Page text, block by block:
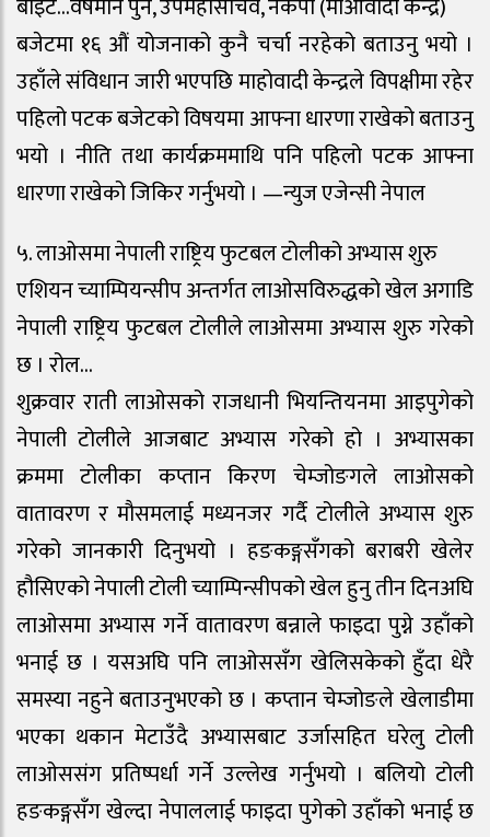
बाइट…वर्षमान पुन, उपमहासचिव, नेकपा (माओवादी केन्द्र)
बजेटमा १६ औं योजनाको कुनै चर्चा नरहेको बताउनु भयो ।
उहाँले संविधान जारी भएपछि माहोवादी केन्द्रले विपक्षीमा रहेर
पहिलो पटक बजेटको विषयमा आफ्ना धारणा राखेको बताउनु
भयो । नीति तथा कार्यक्रममाथि पनि पहिलो पटक आफ्ना
धारणा राखेको जिकिर गर्नुभयो । —न्युज एजेन्सी नेपाल
५. लाओसमा नेपाली राष्ट्रिय फुटबल टोलीको अभ्यास शुरु
एशियन च्याम्पियन्सीप अन्तर्गत लाओसविरुद्धको खेल अगाडि
नेपाली राष्ट्रिय फुटबल टोलीले लाओसमा अभ्यास शुरु गरेको
छ । रोल…
शुक्रवार राती लाओसको राजधानी भियन्तियनमा आइपुगेको
नेपाली टोलीले आजबाट अभ्यास गरेको हो । अभ्यासका
क्रममा टोलीका कप्तान किरण चेम्जोङगले लाओसको
वातावरण र मौसमलाई मध्यनजर गर्दै टोलीले अभ्यास शुरु
गरेको जानकारी दिनुभयो । हङकङ्गसँगको बराबरी खेलेर
हौसिएको नेपाली टोली च्याम्पिन्सीपको खेल हुनु तीन दिनअघि
लाओसमा अभ्यास गर्ने वातावरण बन्नाले फाइदा पुग्ने उहाँको
भनाई छ । यसअघि पनि लाओससँग खेलिसकेको हुँदा धेरै
समस्या नहुने बताउनुभएको छ । कप्तान चेम्जोङले खेलाडीमा
भएका थकान मेटाउँदै अभ्यासबाट उर्जासहित घरेलु टोली
लाओससंग प्रतिष्पर्धा गर्ने उल्लेख गर्नुभयो । बलियो टोली
हङकङ्गसँग खेल्दा नेपाललाई फाइदा पुगेको उहाँको भनाई छ